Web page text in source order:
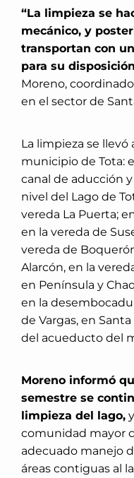
“La limpieza se
mecánico, y
transportan con
para su
Moreno,
en el sector de
La limpieza se llevó
municipio de Tota:
canal de aducción
nivel del Lago de
vereda La Puerta;
en la vereda de
vereda de
Alarcón, en la
en Península y
en la
de Vargas, en
del acueducto del
Moreno informó
semestre se
limpieza del lago,
comunidad mayor
adecuado manejo
áreas contiguas al